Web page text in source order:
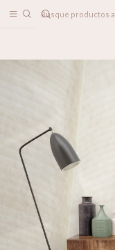
PAPELES MURALES